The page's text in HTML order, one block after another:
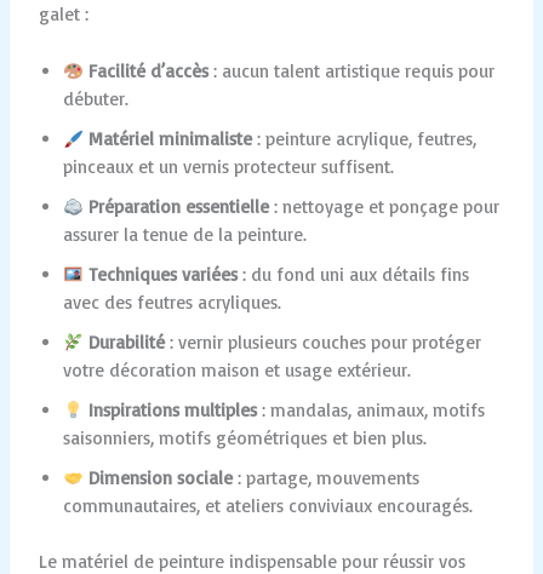
galet :
Facilité d’accès: aucun talent artistique requis pour
débuter.
Matériel minimaliste: peinture acrylique, feutres,
pinceaux et un vernis protecteur suffisent.
Préparation essentielle: nettoyage et ponçage pour
assurer la tenue de la peinture.
Techniques variées: du fond uni aux détails fins
avec des feutres acryliques.
Durabilité: vernir plusieurs couches pour protéger
votre décoration maison et usage extérieur.
Inspirations multiples: mandalas, animaux, motifs
saisonniers, motifs géométriques et bien plus.
Dimension sociale: partage, mouvements
communautaires, et ateliers conviviaux encouragés.
Le matériel de peinture indispensable pour réussir vos